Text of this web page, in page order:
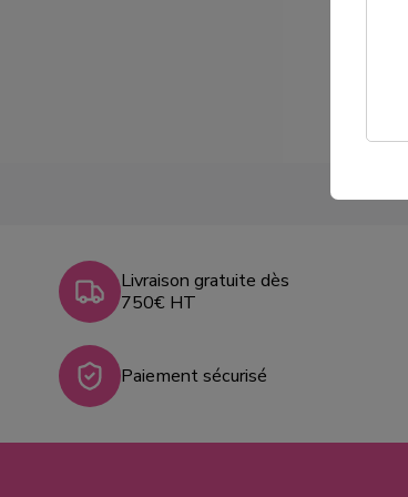
Livraison gratuite dès
750€ HT
Paiement sécurisé